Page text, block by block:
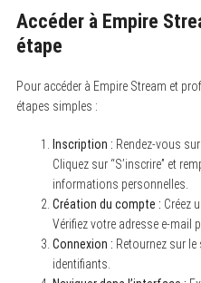
Accéder à Empire
étape
Pour accéder à Empire Stream et
étapes simples :
Inscription : Rendez-vous
Cliquez sur “S’inscrire” et
informations personnelles.
Création du compte : Créez
Vérifiez votre adresse e-mail
Connexion : Retournez sur
identifiants.